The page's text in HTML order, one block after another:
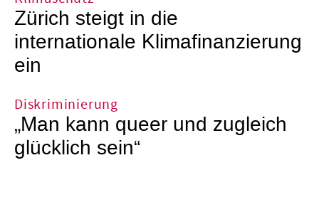
Zürich steigt in die
internationale Klimafinanzierung
ein
Diskriminierung
„Man kann queer und zugleich
glücklich sein“